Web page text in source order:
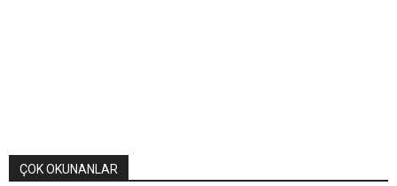
ÇOK OKUNANLAR